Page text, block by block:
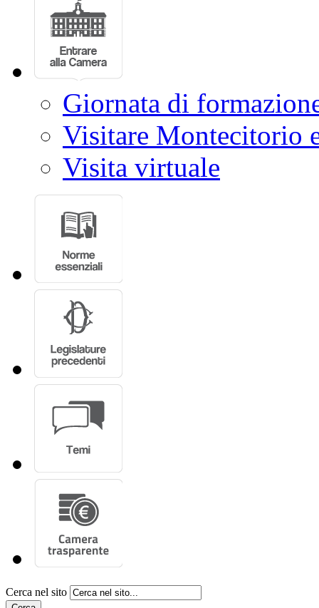
Giornata di
Visitare Montecitorio
Visita virtuale
Cerca nel sito